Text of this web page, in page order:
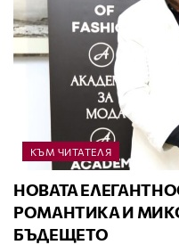
КЪМ ЧИТАТЕЛЯ
НОВАТА
РОМАНТИКА И
БЪДЕЩЕТО